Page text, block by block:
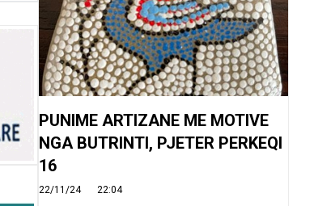
PUNIME ARTIZANE ME MOTIVE
NGA BUTRINTI, PJETER PERKEQI
16
22/11/24 22:04